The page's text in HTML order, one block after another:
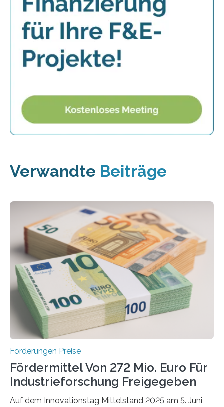
Verwandte Beiträge
Förderungen Preise
Fördermittel Von 272 Mio. Euro Für
Industrieforschung Freigegeben
Auf dem Innovationstag Mittelstand 2025 am 5. Juni